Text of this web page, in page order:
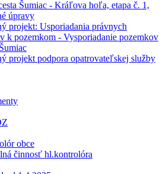
Šumiac - Kráľova hoľa, etapa č. 1,
úpravy
projekt: Usporiadania právnych
k pozemkom - Vysporiadanie pozemkov
projekt podpora opatrovateľskej služby
obce
činnosť hl.kontrolóra